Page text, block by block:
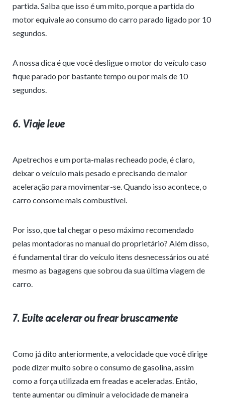
partida. Saiba que isso é um mito, porque a partida do
motor equivale ao consumo do carro parado ligado por 10
segundos.
A nossa dica é que você desligue o motor do veículo caso
fique parado por bastante tempo ou por mais de 10
segundos.
6. Viaje leve
Apetrechos e um porta-malas recheado pode, é claro,
deixar o veículo mais pesado e precisando de maior
aceleração para movimentar-se. Quando isso acontece, o
carro consome mais combustível.
Por isso, que tal chegar o peso máximo recomendado
pelas montadoras no manual do proprietário? Além disso,
é fundamental tirar do veículo itens desnecessários ou até
mesmo as bagagens que sobrou da sua última viagem de
carro.
7. Evite acelerar ou frear bruscamente
Como já dito anteriormente, a velocidade que você dirige
pode dizer muito sobre o consumo de gasolina, assim
como a força utilizada em freadas e aceleradas. Então,
tente aumentar ou diminuir a velocidade de maneira